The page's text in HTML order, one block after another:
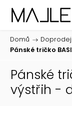
Domů / Doprodej
Pánské tričko
Pánské
výstřih -